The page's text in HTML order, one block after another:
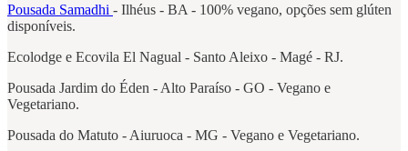
Pousada Samadhi - Ilhéus - BA - 100% vegano, opções sem glúten
disponíveis.
Ecolodge e Ecovila El Nagual - Santo Aleixo - Magé - RJ.
Pousada Jardim do Éden - Alto Paraíso - GO - Vegano e
Vegetariano.
Pousada do Matuto - Aiuruoca - MG - Vegano e Vegetariano.